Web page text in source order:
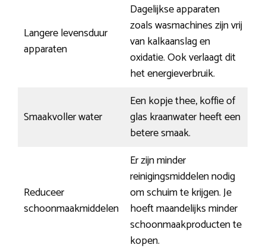
Langere levensduur
apparaten
Dagelijkse apparaten
zoals wasmachines zijn vrij
van kalkaanslag en
oxidatie. Ook verlaagt dit
het energieverbruik.
Smaakvoller water
Een kopje thee, koffie of
glas kraanwater heeft een
betere smaak.
Reduceer
schoonmaakmiddelen
Er zijn minder
reinigingsmiddelen nodig
om schuim te krijgen. Je
hoeft maandelijks minder
schoonmaakproducten te
kopen.